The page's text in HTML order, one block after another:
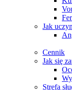
Jak
Cennik
Jak się
Strefa